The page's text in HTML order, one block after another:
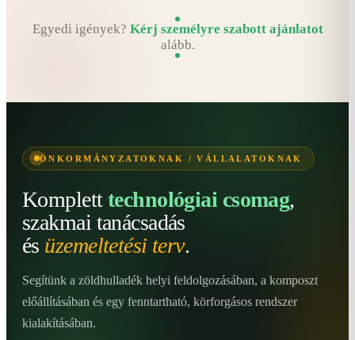
Egyedi igények? Kérj személyre szabott ajánlatot
alább.
ÖNKORMÁNYZATOKNAK / VÁLLALATOKNAK
Kompletttechnológiai csomag,
szakmai tanácsadás
és üzemeltetési terv.
Segítünk a zöldhulladék helyi feldolgozásában, a komposzt
előállításában és egy fenntartható, körforgásos rendszer
kialakításában.